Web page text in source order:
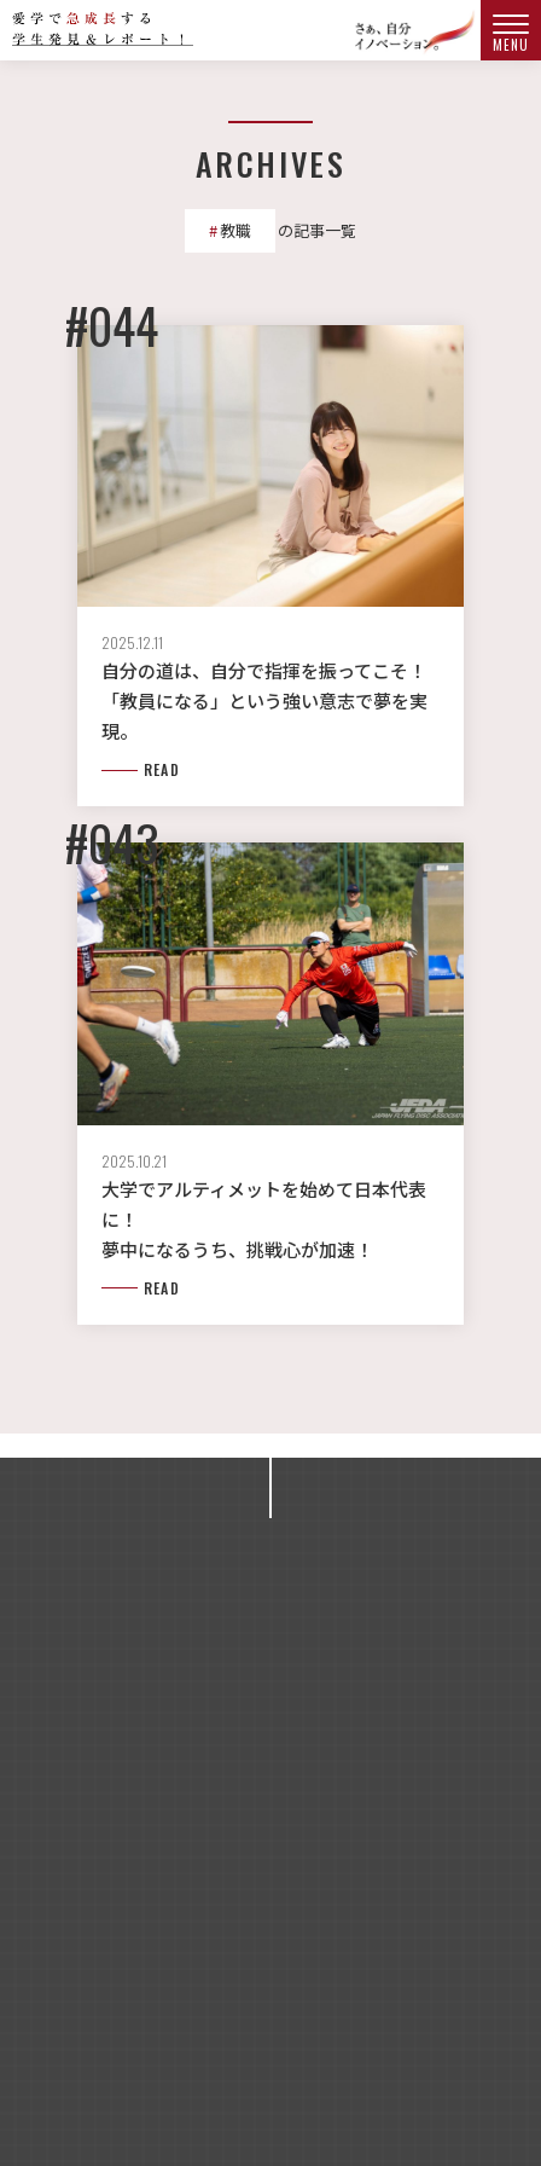
MENU
ARCHIVES
教職 の記事一覧
#044
2025.12.11
自分の道は、自分で指揮を振ってこそ！
「教員になる」という強い意志で夢を実
現。
READ
#043
2025.10.21
大学でアルティメットを始めて日本代表
に！
夢中になるうち、挑戦心が加速！
READ